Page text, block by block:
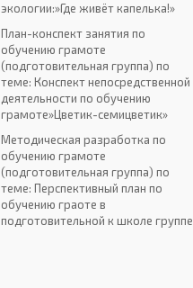
экологии:»Где живёт капелька!»
План-конспект занятия по
обучению грамоте
(подготовительная группа) по
теме: Конспект непосредственной
деятельности по обучению
грамоте»Цветик-семицветик»
Методическая разработка по
обучению грамоте
(подготовительная группа) по
теме: Перспективный план по
обучению граоте в
подготовительной к школе группе